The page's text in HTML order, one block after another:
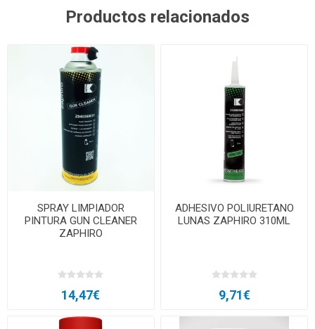
Productos relacionados
SPRAY LIMPIADOR
PINTURA GUN CLEANER
ZAPHIRO
14,47€
ADHESIVO POLIURETANO
LUNAS ZAPHIRO 310ML
9,71€